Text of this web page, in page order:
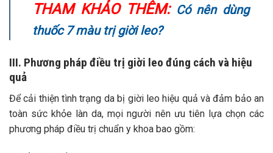
THAM KHẢO THÊM: Có nên dùng
thuốc 7 màu trị giời leo?
III. Phương pháp điều trị giời leo đúng cách và hiệu
quả
Để cải thiện tình trạng da bị giời leo hiệu quả và đảm bảo an
toàn sức khỏe làn da, mọi người nên ưu tiên lựa chọn các
phương pháp điều trị chuẩn y khoa bao gồm: